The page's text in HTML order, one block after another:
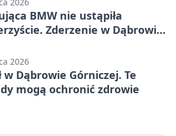
BMW nie ustąpiła
Zderzenie w Dąbrowie
2026
w Dąbrowie Górniczej. Te
mogą ochronić zdrowie